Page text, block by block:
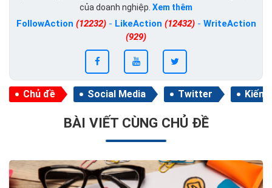
của doanh nghiệp. Xem thêm
FollowAction (12232)- LikeAction (12432)- WriteAction
(929)
Chủ đề Social Media Twitter Kiếm
BÀI VIẾT CÙNG CHỦ ĐỀ